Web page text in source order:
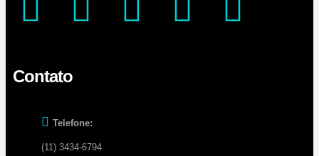
Contato
Telefone:
(11) 3434-6794